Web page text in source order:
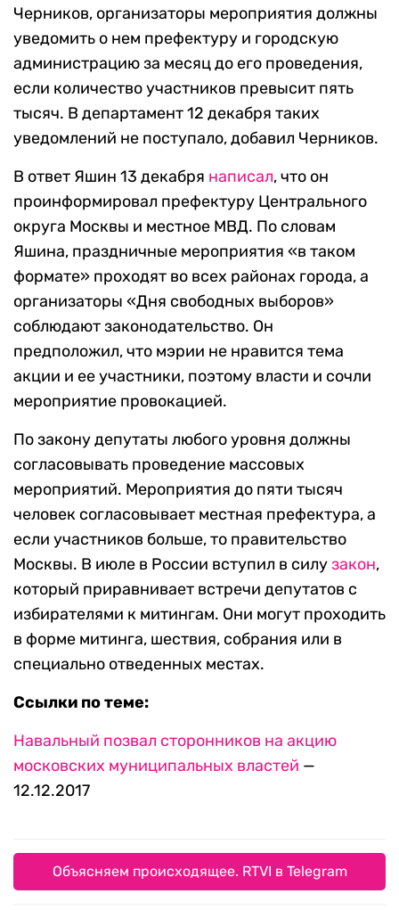
Черников, организаторы мероприятия должны
уведомить о нем префектуру и городскую
администрацию за месяц до его проведения,
если количество участников превысит пять
тысяч. В департамент 12 декабря таких
уведомлений не поступало, добавил Черников.
В ответ Яшин 13 декабря написал, что он
проинформировал префектуру Центрального
округа Москвы и местное МВД. По словам
Яшина, праздничные мероприятия «в таком
формате» проходят во всех районах города, а
организаторы «Дня свободных выборов»
соблюдают законодательство. Он
предположил, что мэрии не нравится тема
акции и ее участники, поэтому власти и сочли
мероприятие провокацией.
По закону депутаты любого уровня должны
согласовывать проведение массовых
мероприятий. Мероприятия до пяти тысяч
человек согласовывает местная префектура, а
если участников больше, то правительство
Москвы. В июле в России вступил в силузакон,
который приравнивает встречи депутатов с
избирателями к митингам. Они могут проходить
в форме митинга, шествия, собрания или в
специально отведенных местах.
Ссылки по теме:
Навальный позвал сторонников на акцию
московских муниципальных властей —
12.12.2017
Объясняем происходящее. RTVI в Telegram